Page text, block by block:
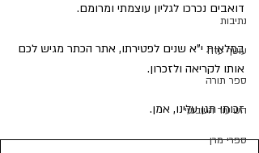
נתיבות
עוטף עזה
ספר תורה
השיעור השבועי
ספרי מרן
דואבים נכרכו לגליון עוצמתי ומרומם.
במלאות י"א שנים לפטירתו, אתר הכתר מגיש לכם
אותו לקריאה ולזכרון.
זכותו תגן עלינו, אמן.